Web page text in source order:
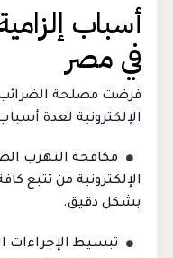
أسباب
في مصر
فرضت مصلحة الضرائب
الإلكترونية لعدة
مكافحة التهرب
الإلكترونية من تتبع
بشكل دقيق.
تبسيط الإجراءات